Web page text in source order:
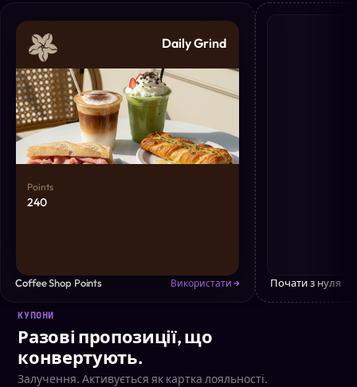
Daily Grind
Points
240
Coffee Shop Points Використати → Почати з нуля
КУПОНИ
Разові пропозиції, що
конвертують.
Залучення. Активується як картка лояльності.